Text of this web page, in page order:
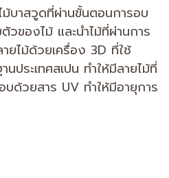
บาสวูดที่ผ่านขั้นตอนการอบ
ของไม้ และนำไม้ที่ผ่านการ
ยไม้ด้วยเครื่อง 3D ที่ใช้
ประเทศสเปน ทำให้มีลายไม้ที่
ด้วยสาร UV ทำให้มีอายุการ